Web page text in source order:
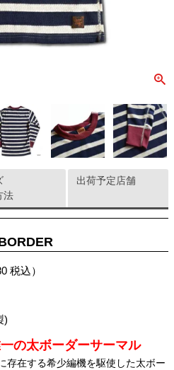
税込）
)
の太ボーダーサーマル
存在する希少編機を駆使した太ボー
法
出荷予定店舗